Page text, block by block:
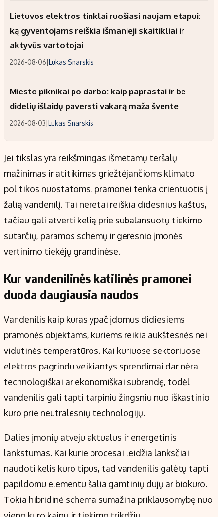
Lietuvos elektros tinklai ruošiasi naujam etapui:
ką gyventojams reiškia išmanieji skaitikliai ir
aktyvūs vartotojai
2026-08-06|Lukas Snarskis
Miesto piknikai po darbo: kaip paprastai ir be
didelių išlaidų paversti vakarą maža švente
2026-08-03|Lukas Snarskis
Jei tikslas yra reikšmingas išmetamų teršalų
mažinimas ir atitikimas griežtėjančioms klimato
politikos nuostatoms, pramonei tenka orientuotis į
žalią vandenilį. Tai neretai reiškia didesnius kaštus,
tačiau gali atverti kelią prie subalansuotų tiekimo
sutarčių, paramos schemų ir geresnio įmonės
vertinimo tiekėjų grandinėse.
Kur vandenilinės katilinės pramonei
duoda daugiausia naudos
Vandenilis kaip kuras ypač įdomus didiesiems
pramonės objektams, kuriems reikia aukštesnės nei
vidutinės temperatūros. Kai kuriuose sektoriuose
elektros pagrindu veikiantys sprendimai dar nėra
technologiškai ar ekonomiškai subrendę, todėl
vandenilis gali tapti tarpiniu žingsniu nuo iškastinio
kuro prie neutralesnių technologijų.
Dalies įmonių atveju aktualus ir energetinis
lankstumas. Kai kurie procesai leidžia lanksčiai
naudoti kelis kuro tipus, tad vandenilis galėtų tapti
papildomu elementu šalia gamtinių dujų ar biokuro.
Tokia hibridinė schema sumažina priklausomybę nuo